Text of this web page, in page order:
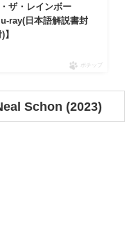
ザ・レインボー
ray(日本語解説書封
ポチップ
Schon (2023)